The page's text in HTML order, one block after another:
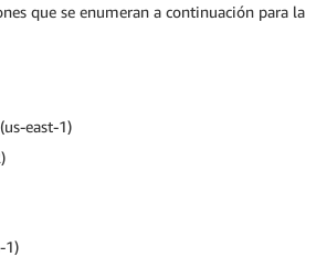
que se enumeran a continuación para la
east-1)
1)